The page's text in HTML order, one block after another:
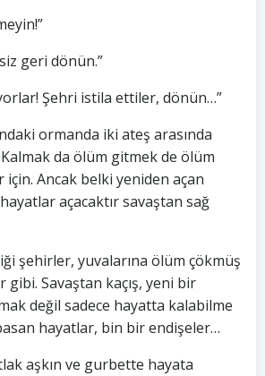
geri dönün.”
Şehri istila ettiler, dönün…”
ormanda iki ateş arasında
da ölüm gitmek de ölüm
Ancak belki yeniden açan
açacaktır savaştan sağ
şehirler, yuvalarına ölüm çökmüş
Savaştan kaçış, yeni bir
değil sadece hayatta kalabilme
hayatlar, bin bir endişeler…
aşkın ve gurbette hayata